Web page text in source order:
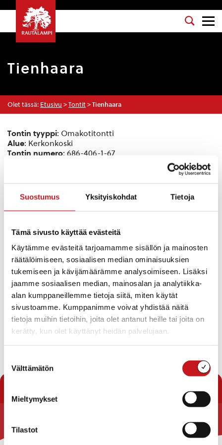
Suostumus Yksityiskohdat Tietoja
Tämä sivusto käyttää evästeitä
Käytämme evästeitä tarjoamamme sisällön ja mainosten
räätälöimiseen, sosiaalisen median ominaisuuksien
tukemiseen ja kävijämäärämme analysoimiseen. Lisäksi
jaamme sosiaalisen median, mainosalan ja analytiikka-
alan kumppaneillemme tietoja siitä, miten käytät
sivustoamme. Kumppanimme voivat yhdistää näitä
tietoja muihin tietoihin, joita olet antanut heille tai joita on
kerätty, kun olet käyttänyt heidän palvelujaan.
valinta
Välttämätön
Mieltymykset
Tilastot
Tienhaara
Olet tässä: Etusivu > Tontit > Tienhaara
Tontin tyyppi: Omakotitontti
Alue: Kerkonkoski
Tontin numero: 686-406-1-67
Osoite: Kerkontie, Rautalampi, Suomi
Sijainti kartalla
Näytä kartta
Rautalammin kunta